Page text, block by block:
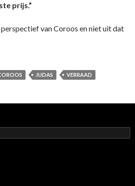
prijs.”
van Coroos en niet uit dat
JUDAS VERRAAD